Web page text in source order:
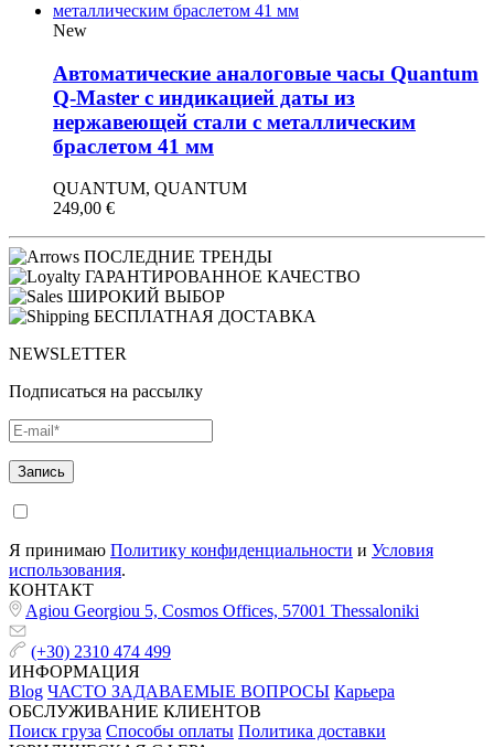
New
Автоматические аналоговые часы Quantum
Q-Master с индикацией даты из
нержавеющей стали с металлическим
браслетом 41 мм
QUANTUM, QUANTUM
249,00 €
ПОСЛЕДНИЕ ТРЕНДЫ
ГАРАНТИРОВАННОЕ КАЧЕСТВО
ШИРОКИЙ ВЫБОР
БЕСПЛАТНАЯ ДОСТАВКА
NEWSLETTER
Подписаться на рассылку
Я принимаю Политику конфиденциальности и Условия
использования.
КОНТАКТ
Agiou Georgiou 5, Cosmos Offices, 57001 Thessaloniki
(+30) 2310 474 499
ИНФОРМАЦИЯ
Blog ЧАСТО ЗАДАВАЕМЫЕ ВОПРОСЫ Карьера
ОБСЛУЖИВАНИЕ КЛИЕНТОВ
Поиск груза Способы оплаты Политика доставки